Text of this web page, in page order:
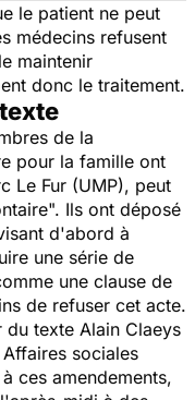
le patient ne peut
médecins refusent
maintenir
donc le traitement.
de la
pour la famille ont
Le Fur (UMP), peut
Ils ont déposé
d'abord à
une série de
une clause de
de refuser cet acte.
texte Alain Claeys
sociales
ces amendements,